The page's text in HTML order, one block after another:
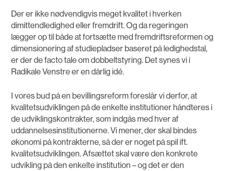
Der er ikke nødvendigvis meget kvalitet i hverken
dimittendledighed eller fremdrift. Og da regeringen
lægger op til både at fortsætte med fremdriftsreformen og
dimensionering af studiepladser baseret på ledighedstal,
er der de facto tale om dobbeltstyring. Det synes vi i
Radikale Venstre er en dårlig idé.
I vores bud på en bevillingsreform foreslår vi derfor, at
kvalitetsudviklingen på de enkelte institutioner håndteres i
de udviklingskontrakter, som indgås med hver af
uddannelsesinstitutionerne. Vi mener, der skal bindes
økonomi på kontrakterne, så der er noget på spil ift.
kvalitetsudviklingen. Afsættet skal være den konkrete
udvikling på den enkelte institution – og det er den